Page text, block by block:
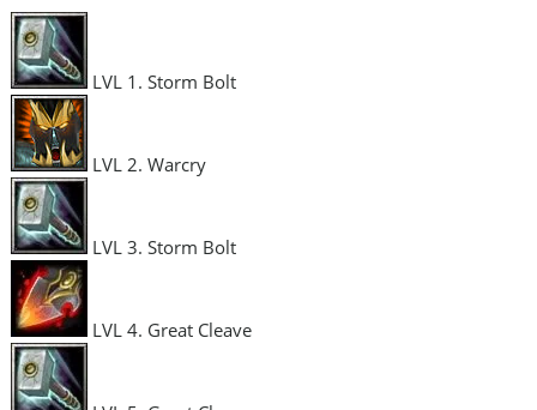
LVL 1. Storm Bolt
LVL 2. Warcry
LVL 3. Storm Bolt
LVL 4. Great Cleave